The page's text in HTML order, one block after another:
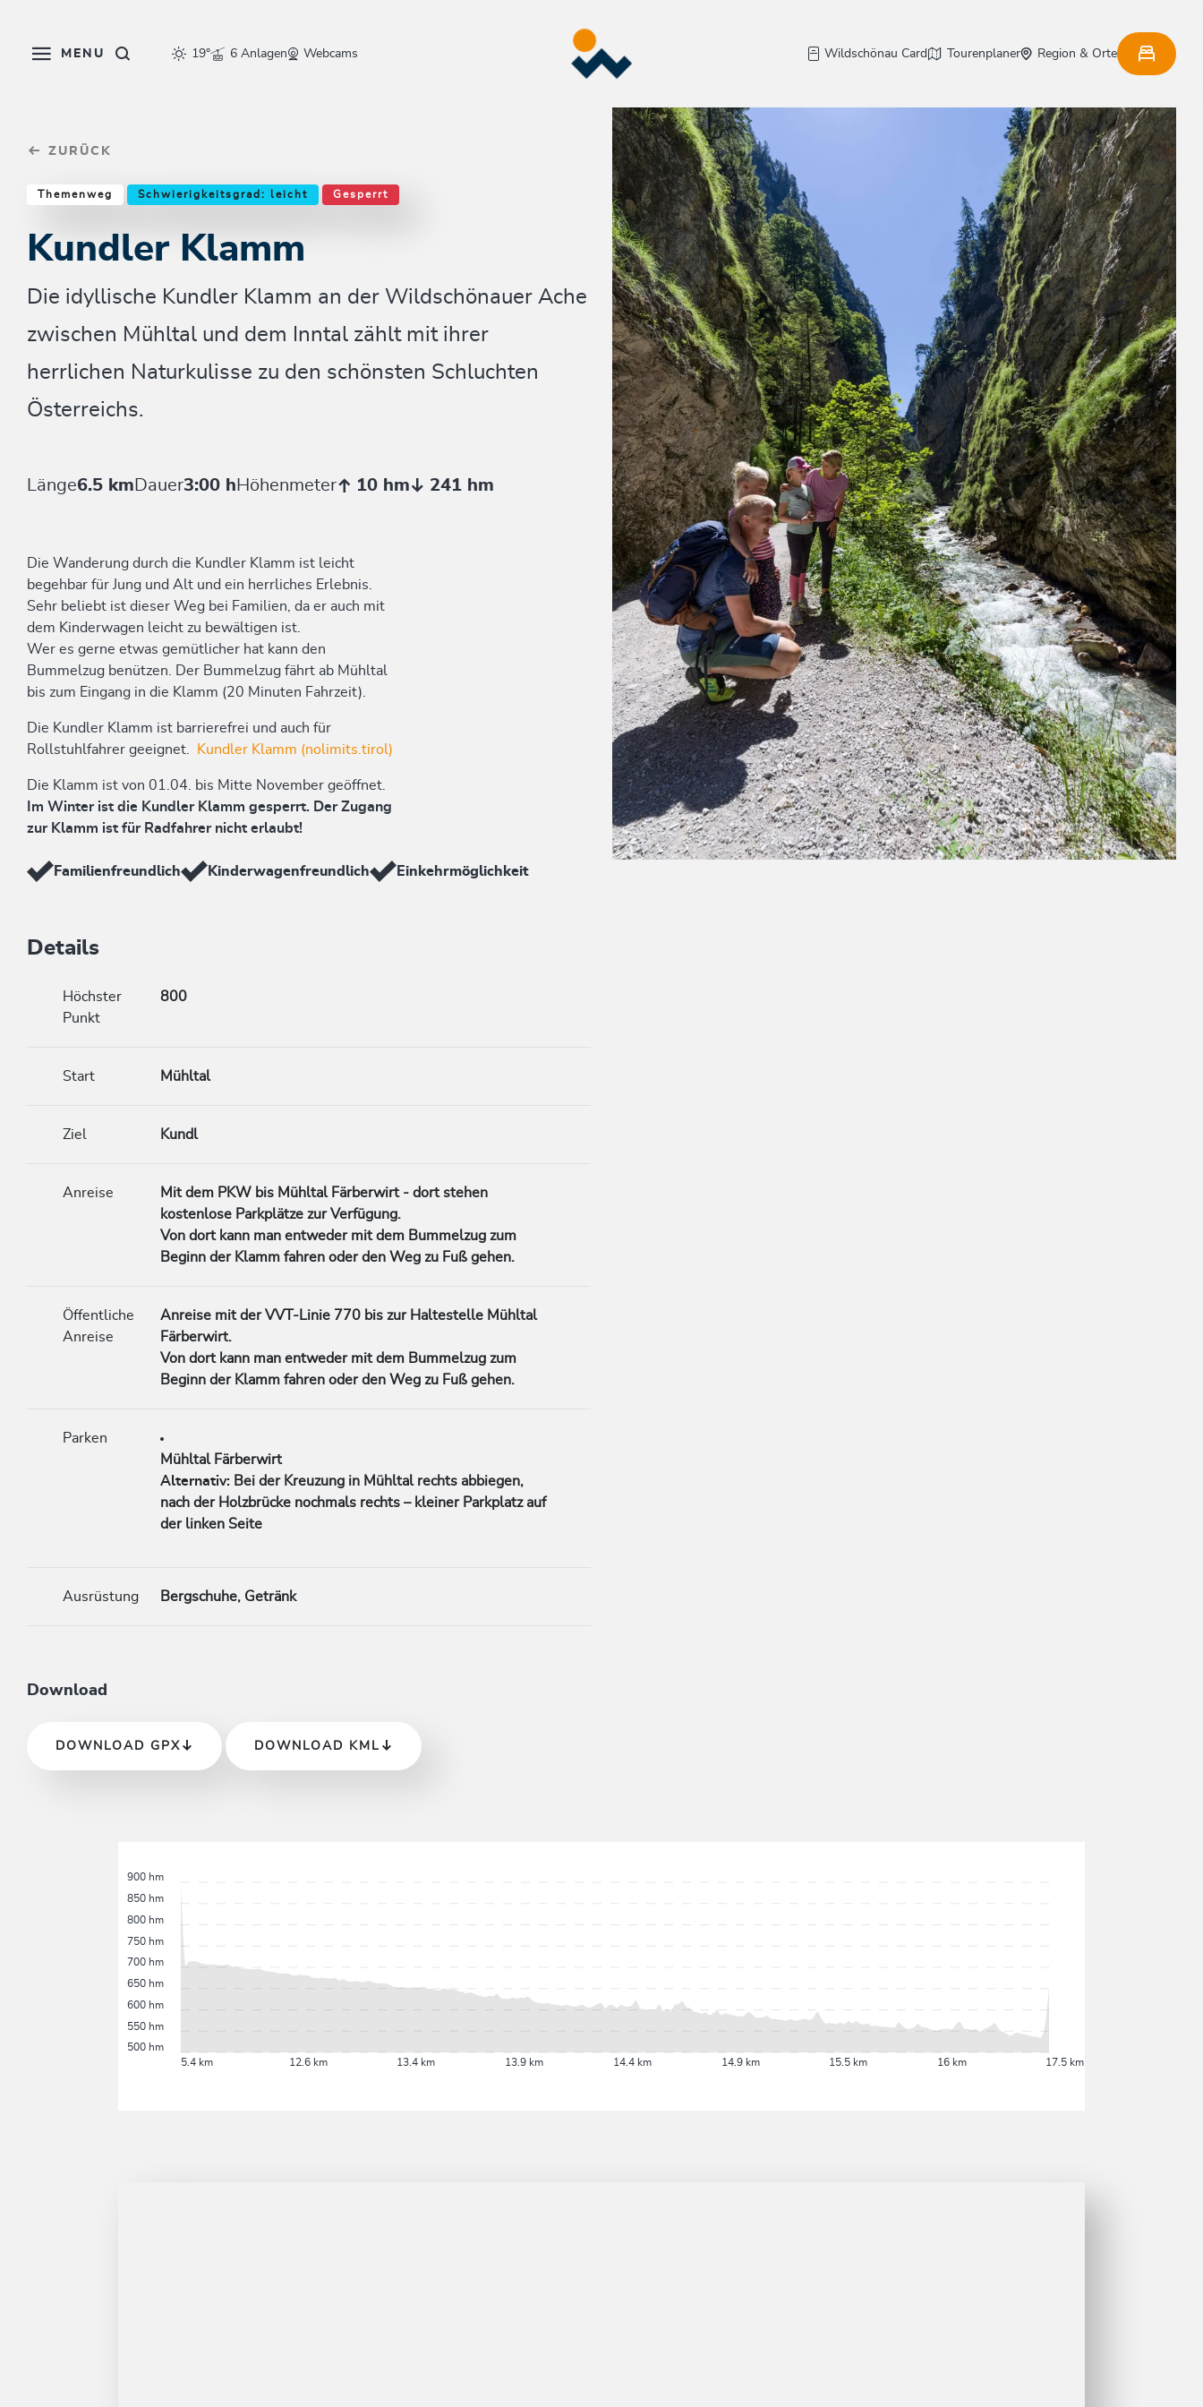
MENU 19° 6 Anlagen Webcams Wildschönau Card Tourenplaner Region & Orte
ZURÜCK
Themenweg Schwierigkeitsgrad: leicht Gesperrt
Kundler Klamm
Die idyllische Kundler Klamm an der Wildschönauer Ache
zwischen Mühltal und dem Inntal zählt mit ihrer
herrlichen Naturkulisse zu den schönsten Schluchten
Österreichs.
Länge6.5 km Dauer3:00 h Höhenmeter 10 hm 241 hm
Die Wanderung durch die Kundler Klamm ist leicht
begehbar für Jung und Alt und ein herrliches Erlebnis.
Sehr beliebt ist dieser Weg bei Familien, da er auch mit
dem Kinderwagen leicht zu bewältigen ist.
Wer es gerne etwas gemütlicher hat kann den
Bummelzug benützen. Der Bummelzug fährt ab Mühltal
bis zum Eingang in die Klamm (20 Minuten Fahrzeit).
Die Kundler Klamm ist barrierefrei und auch für
Rollstuhlfahrer geeignet.
Kundler Klamm (nolimits.tirol)
Die Klamm ist von 01.04. bis Mitte November geöffnet.
Im Winter ist die Kundler Klamm gesperrt. Der Zugang
zur Klamm ist für Radfahrer nicht erlaubt!
Familienfreundlich Kinderwagenfreundlich Einkehrmöglichkeit
Details
Höchster
Punkt
800
Start Mühltal
Ziel Kundl
Anreise
Mit dem PKW bis Mühltal Färberwirt - dort stehen
kostenlose Parkplätze zur Verfügung.
Von dort kann man entweder mitdem Bummelzug zum
Beginn der Klamm fahren oder den Weg zu Fuß gehen.
Öffentliche
Anreise
Anreise mitderVVT-Linie 770 bis zur Haltestelle Mühltal
Färberwirt.
Von dort kann man entweder mitdem Bummelzug zum
Beginn der Klamm fahren oder den Weg zu Fuß gehen.
Parken
Mühltal Färberwirt
Alternativ: Bei der Kreuzung in Mühltal rechts abbiegen,
nach der Holzbrücke nochmals rechts – kleiner Parkplatz auf
der linken Seite
Ausrüstung Bergschuhe, Getränk
Download
DOWNLOAD GPX DOWNLOAD KML
5.4 km 12.6 km 13.4 km 13.9 km 14.4 km 14.9 km 15.5 km 16 km 17.5 km
500 hm
550 hm
600 hm
650 hm
700 hm
750 hm
800 hm
850 hm
900 hm